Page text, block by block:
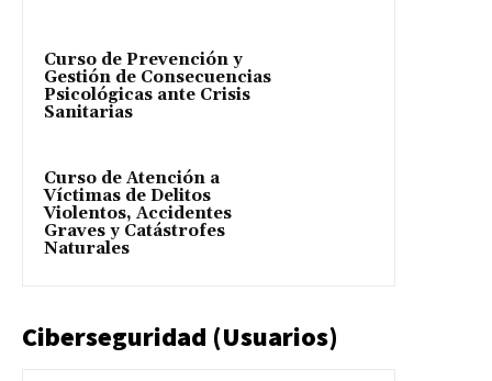
Curso de Prevención y
Gestión de Consecuencias
Psicológicas ante Crisis
Sanitarias
Curso de Atención a
Víctimas de Delitos
Violentos, Accidentes
Graves y Catástrofes
Naturales
Ciberseguridad (Usuarios)